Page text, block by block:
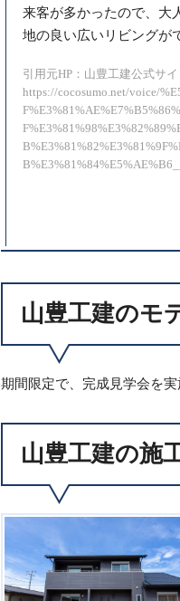
来客が多かったので、大
地の良い広いリビングが
引用元HP：山豊工建公式サイ
https://cocosumo.net/voice/
山豊工建のモ
期間限定で、完成見学会を実
山豊工建の施